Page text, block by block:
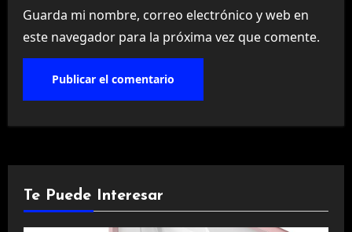
Guarda mi nombre, correo electrónico y web en
este navegador para la próxima vez que comente.
Te Puede Interesar